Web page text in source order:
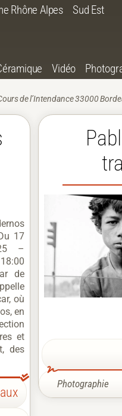
Rhône Alpes Sud Est
Vidéo
de l’Intendance 33000
17
–
de
où
en
et
des
Photographie